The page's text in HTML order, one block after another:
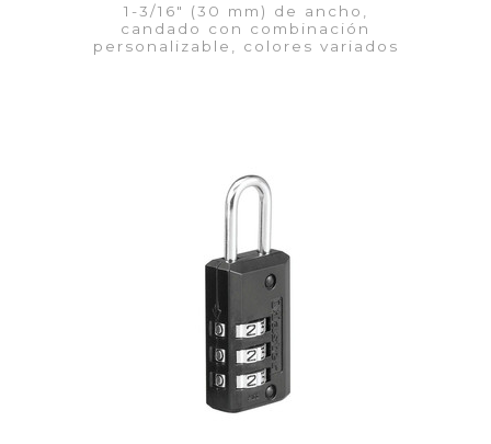
1-3/16" (30 mm) de ancho,
candado con combinación
personalizable, colores variados
VER DETALLES
Añadir a la lista de cotización